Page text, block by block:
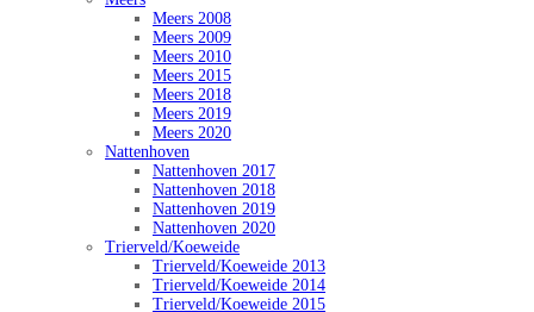
Meers 2008
Meers 2009
Meers 2010
Meers 2015
Meers 2018
Meers 2019
Meers 2020
Nattenhoven
Nattenhoven 2017
Nattenhoven 2018
Nattenhoven 2019
Nattenhoven 2020
Trierveld/Koeweide
Trierveld/Koeweide 2013
Trierveld/Koeweide 2014
Trierveld/Koeweide 2015